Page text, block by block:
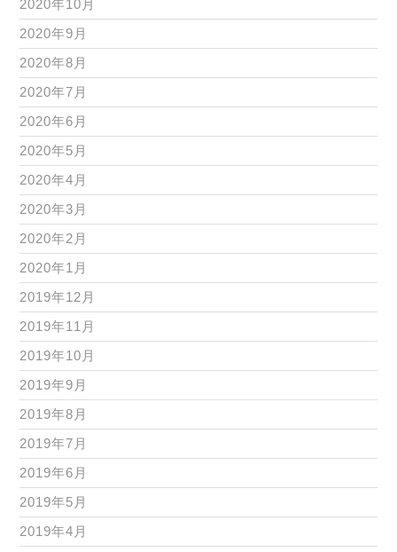
2020年10月
2020年9月
2020年8月
2020年7月
2020年6月
2020年5月
2020年4月
2020年3月
2020年2月
2020年1月
2019年12月
2019年11月
2019年10月
2019年9月
2019年8月
2019年7月
2019年6月
2019年5月
2019年4月